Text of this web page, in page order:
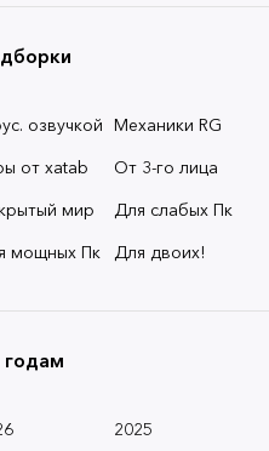
озвучкой Механики RG
от xatab
От 3-го лица
мир
Для слабых Пк
мощных Пк
Для двоих!
годам
2025